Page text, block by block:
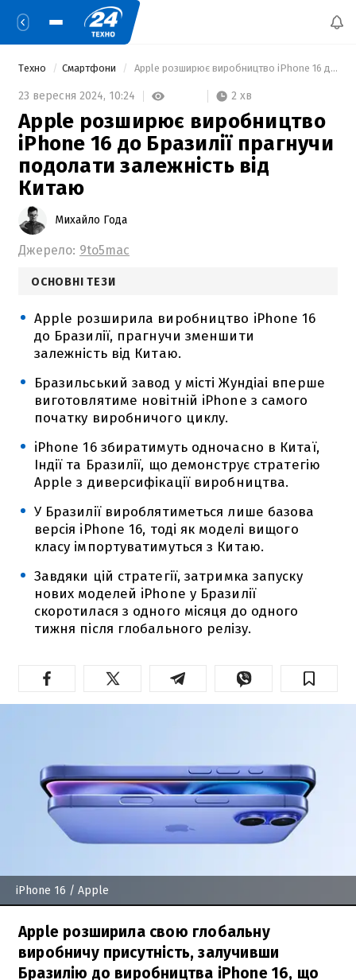
Техно Смартфони Apple розширює виробництво iPhone 16 до Бразилії прагнучи подолати залежність від Китаю
23 вересня 2024, 10:24 2 хв
Apple розширює виробництво
iPhone 16 до Бразилії прагнучи
подолати залежність від
Китаю
Михайло Года
Джерело: 9to5mac
ОСНОВНІ ТЕЗИ
Apple розширила виробництво iPhone 16
до Бразилії, прагнучи зменшити
залежність від Китаю.
Бразильський завод у місті Жундіаі вперше
виготовлятиме новітній iPhone з самого
початку виробничого циклу.
iPhone 16 збиратимуть одночасно в Китаї,
Індії та Бразилії, що демонструє стратегію
Apple з диверсифікації виробництва.
У Бразилії вироблятиметься лише базова
версія iPhone 16, тоді як моделі вищого
класу імпортуватимуться з Китаю.
Завдяки цій стратегії, затримка запуску
нових моделей iPhone у Бразилії
скоротилася з одного місяця до одного
тижня після глобального релізу.
iPhone 16 / Apple
Apple розширила свою глобальну
виробничу присутність, залучивши
Бразилію до виробництва iPhone 16, що